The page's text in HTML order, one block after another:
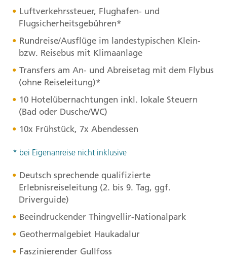
Luftverkehrssteuer, Flughafen- und
Flugsicherheitsgebühren*
Rundreise/Ausflüge im landestypischen Klein-
bzw. Reisebus mit Klimaanlage
Transfers am An- und Abreisetag mit dem Flybus
(ohne Reiseleitung)*
10 Hotelübernachtungen inkl. lokale Steuern
(Bad oder Dusche/WC)
10x Frühstück, 7x Abendessen
* bei Eigenanreise nicht inklusive
Deutsch sprechende qualifizierte
Erlebnisreiseleitung (2. bis 9. Tag, ggf.
Driverguide)
Beeindruckender Thingvellir-Nationalpark
Geothermalgebiet Haukadalur
Faszinierender Gullfoss